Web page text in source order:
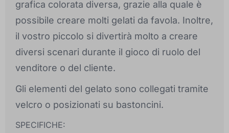
grafica colorata diversa, grazie alla quale è
possibile creare molti gelati da favola. Inoltre,
il vostro piccolo si divertirà molto a creare
diversi scenari durante il gioco di ruolo del
venditore o del cliente.
Gli elementi del gelato sono collegati tramite
velcro o posizionati su bastoncini.
SPECIFICHE: